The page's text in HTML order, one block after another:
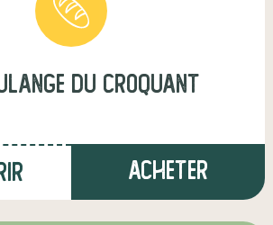
du croquant
Acheter